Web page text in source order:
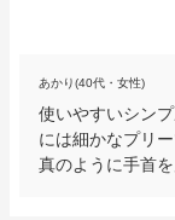
あかり(40代・女性)
使いやすいシン
には細かなプリ
真のように手首